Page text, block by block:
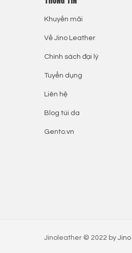
Khuyến mãi
Về Jino Leather
Chính sách đại lý
Tuyển dụng
Liên hệ
Blog túi da
Gento.vn
Jinoleather © 2022 by Jino